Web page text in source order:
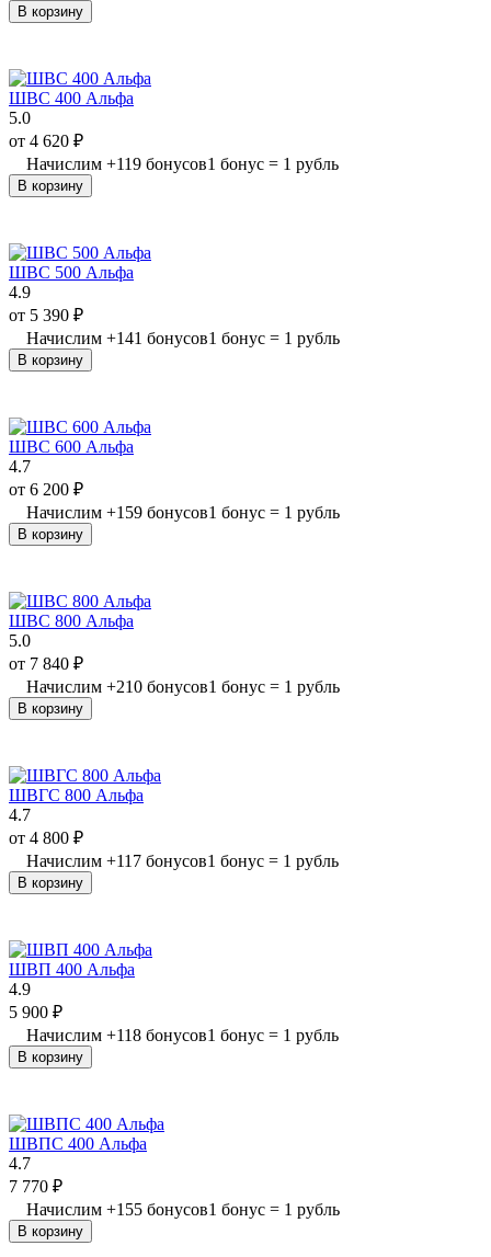
В корзину
ШВС 400 Альфа
5.0
от 4 620 ₽
Начислим +119 бонусов1 бонус = 1 рубль
В корзину
ШВС 500 Альфа
4.9
от 5 390 ₽
Начислим +141 бонусов1 бонус = 1 рубль
В корзину
ШВС 600 Альфа
4.7
от 6 200 ₽
Начислим +159 бонусов1 бонус = 1 рубль
В корзину
ШВС 800 Альфа
5.0
от 7 840 ₽
Начислим +210 бонусов1 бонус = 1 рубль
В корзину
ШВГС 800 Альфа
4.7
от 4 800 ₽
Начислим +117 бонусов1 бонус = 1 рубль
В корзину
ШВП 400 Альфа
4.9
5 900 ₽
Начислим +118 бонусов1 бонус = 1 рубль
В корзину
ШВПС 400 Альфа
4.7
7 770 ₽
Начислим +155 бонусов1 бонус = 1 рубль
В корзину